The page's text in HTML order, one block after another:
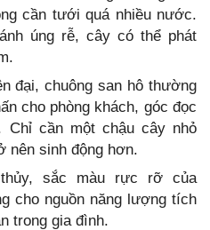
cần tưới quá nhiều nước.
úng rễ, cây có thể phát
đại, chuông san hô thường
cho phòng khách, góc đọc
Chỉ cần một chậu cây nhỏ
nên sinh động hơn.
thủy, sắc màu rực rỡ của
cho nguồn năng lượng tích
trong gia đình.